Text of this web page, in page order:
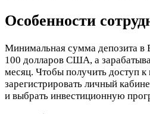
Особенности
Минимальная сумма депозита в
100 долларов США, а
месяц. Чтобы получить доступ
зарегистрировать личный
и выбрать инвестиционную